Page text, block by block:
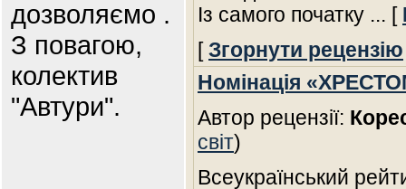
дозволяємо .
З повагою,
колектив
"Автури".
Із самого початку ... [
[Згорнути рецензію
Номінація
Автор рецензії:
світ)
Всеукраїнський